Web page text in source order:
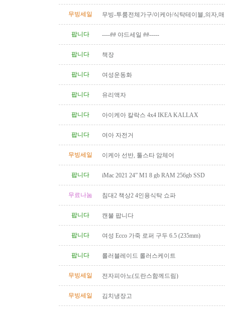
무빙세일
무빙-투룸전체가구/이케아/식탁테이블,의자,
팝니다
----## 야드세일 ##-----
팝니다 책장
팝니다 여성운동화
팝니다 유리액자
팝니다 아이케아 칼락스 4x4 IKEA KALLAX
팝니다 여아 자전거
무빙세일 이케아 선반, 툴스타 암체어
팝니다 iMac 2021 24” M1 8 gb RAM 256gb SSD
무료나눔 침대2 책상2 4인용식탁 쇼파
팝니다 캔불 팝니다
팝니다 여성 Ecco 가죽 로퍼 구두 6.5 (235mm)
팝니다 롤러블레이드 롤러스케이트
무빙세일 전자피아노(도란스함께드림)
무빙세일 김치냉장고